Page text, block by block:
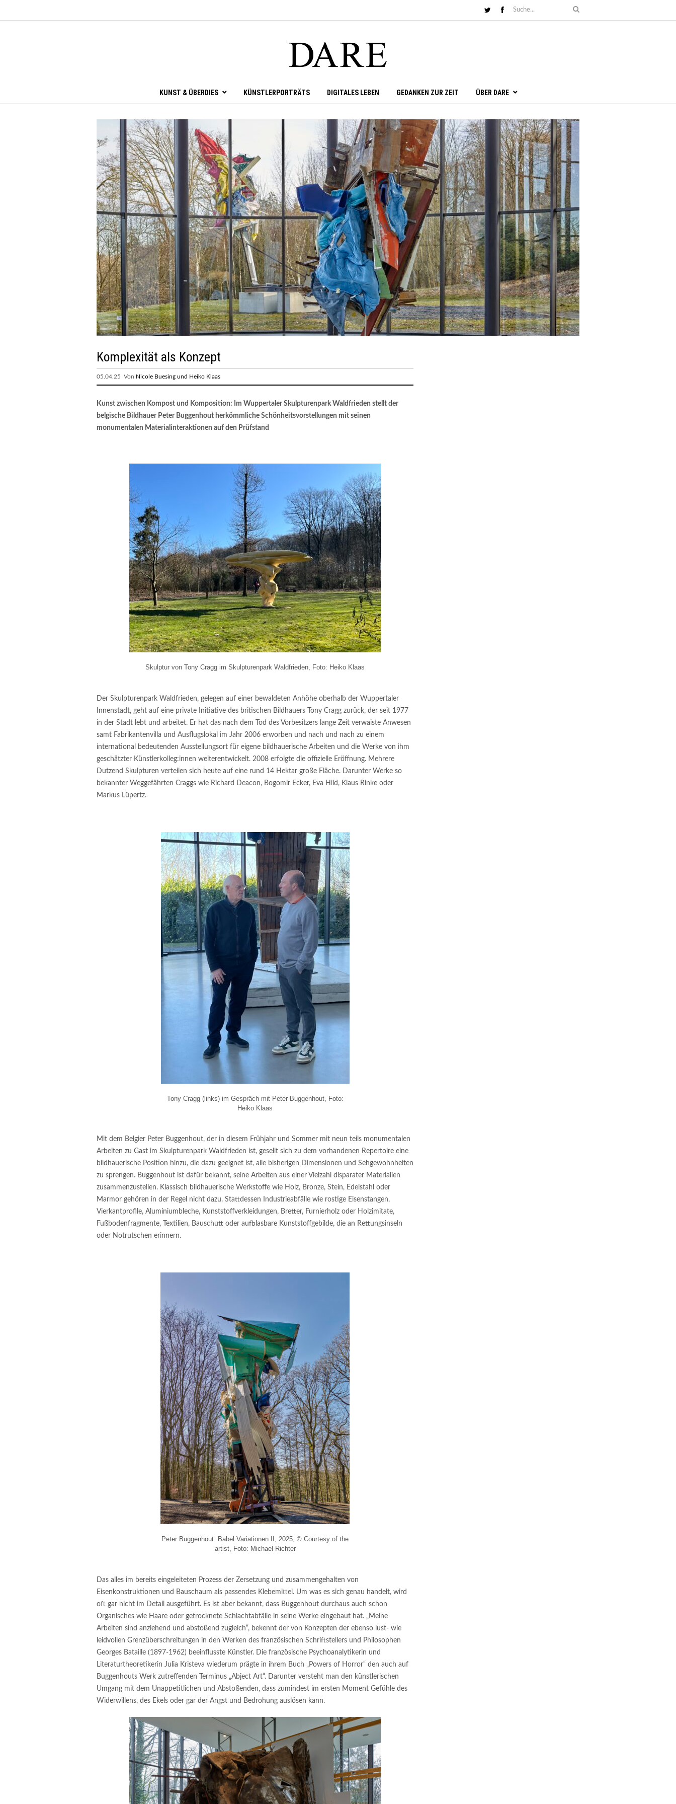
KUNST & ÜBERDIES KÜNSTLERPORTRÄTS DIGITALES LEBEN GEDANKEN ZUR ZEIT ÜBER DARE
Komplexität als Konzept
05.04.25 Von Nicole Buesing und Heiko Klaas
Kunst zwischen Kompost und Komposition: Im Wuppertaler Skulpturenpark Waldfrieden stellt der
belgische Bildhauer Peter Buggenhout herkömmliche Schönheitsvorstellungen mit seinen
monumentalen Materialinteraktionen auf den Prüfstand
Skulptur von Tony Cragg im Skulpturenpark Waldfrieden, Foto: Heiko Klaas
Der Skulpturenpark Waldfrieden, gelegen auf einer bewaldeten Anhöhe oberhalb der Wuppertaler
Innenstadt, geht auf eine private Initiative des britischen Bildhauers Tony Cragg zurück, der seit 1977
in der Stadt lebt und arbeitet. Er hat das nach dem Tod des Vorbesitzers lange Zeit verwaiste Anwesen
samt Fabrikantenvilla und Ausflugslokal im Jahr 2006 erworben und nach und nach zu einem
international bedeutenden Ausstellungsort für eigene bildhauerische Arbeiten und die Werke von ihm
geschätzter Künstlerkolleg:innen weiterentwickelt. 2008 erfolgte die offizielle Eröffnung. Mehrere
Dutzend Skulpturen verteilen sich heute auf eine rund 14 Hektar große Fläche. Darunter Werke so
bekannter Weggefährten Craggs wie Richard Deacon, Bogomir Ecker, Eva Hild, Klaus Rinke oder
Markus Lüpertz.
Tony Cragg (links) im Gespräch mit Peter Buggenhout, Foto:
Heiko Klaas
Mit dem Belgier Peter Buggenhout, der in diesem Frühjahr und Sommer mit neun teils monumentalen
Arbeiten zu Gast im Skulpturenpark Waldfrieden ist, gesellt sich zu dem vorhandenen Repertoire eine
bildhauerische Position hinzu, die dazu geeignet ist, alle bisherigen Dimensionen und Sehgewohnheiten
zu sprengen. Buggenhout ist dafür bekannt, seine Arbeiten aus einer Vielzahl disparater Materialien
zusammenzustellen. Klassisch bildhauerische Werkstoffe wie Holz, Bronze, Stein, Edelstahl oder
Marmor gehören in der Regel nicht dazu. Stattdessen Industrieabfälle wie rostige Eisenstangen,
Vierkantprofile, Aluminiumbleche, Kunststoffverkleidungen, Bretter, Furnierholz oder Holzimitate,
Fußbodenfragmente, Textilien, Bauschutt oder aufblasbare Kunststoffgebilde, die an Rettungsinseln
oder Notrutschen erinnern.
Peter Buggenhout: Babel Variationen II, 2025, © Courtesy of the
artist, Foto: Michael Richter
Das alles im bereits eingeleiteten Prozess der Zersetzung und zusammengehalten von
Eisenkonstruktionen und Bauschaum als passendes Klebemittel. Um was es sich genau handelt, wird
oft gar nicht im Detail ausgeführt. Es ist aber bekannt, dass Buggenhout durchaus auch schon
Organisches wie Haare oder getrocknete Schlachtabfälle in seine Werke eingebaut hat. „Meine
Arbeiten sind anziehend und abstoßend zugleich“, bekennt der von Konzepten der ebenso lust- wie
leidvollen Grenzüberschreitungen in den Werken des französischen Schriftstellers und Philosophen
Georges Bataille (1897-1962) beeinflusste Künstler. Die französische Psychoanalytikerin und
Literaturtheoretikerin Julia Kristeva wiederum prägte in ihrem Buch „Powers of Horror“ den auch auf
Buggenhouts Werk zutreffenden Terminus „Abject Art“. Darunter versteht man den künstlerischen
Umgang mit dem Unappetitlichen und Abstoßenden, dass zumindest im ersten Moment Gefühle des
Widerwillens, des Ekels oder gar der Angst und Bedrohung auslösen kann.